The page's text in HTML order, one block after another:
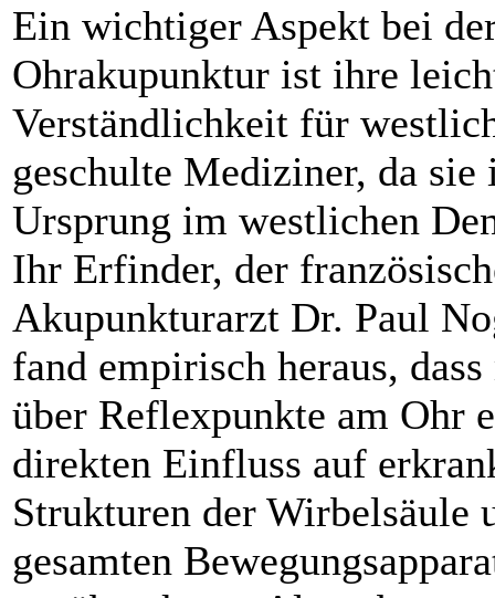
Ein wichtiger Aspekt bei
Ohrakupunktur ist ihre
Verständlichkeit für
geschulte Mediziner, da sie
Ursprung im westlichen
Ihr Erfinder, der
Akupunkturarzt Dr. Paul
fand empirisch heraus, dass
über Reflexpunkte am Ohr
direkten Einfluss auf
Strukturen der Wirbelsäule
gesamten